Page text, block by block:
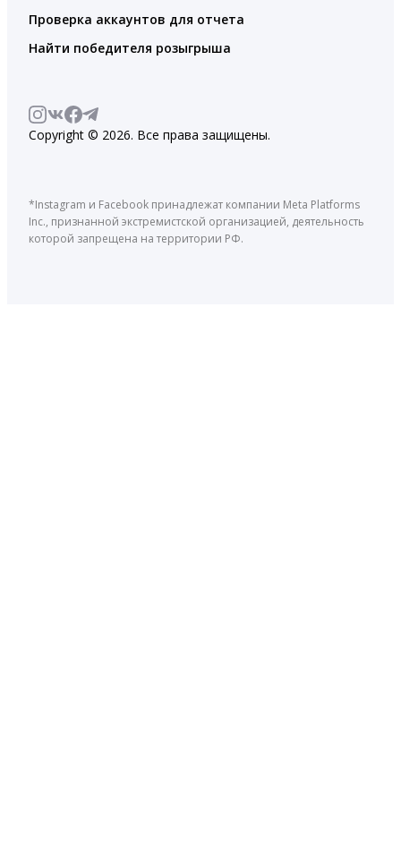
Проверка аккаунтов для отчета
Найти победителя розыгрыша
Copyright © 2026. Все права защищены.
*Instagram и Facebook принадлежат компании Meta Platforms
Inc., признанной экстремистской организацией, деятельность
которой запрещена на территории РФ.